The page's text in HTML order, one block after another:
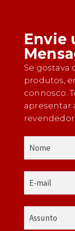
Envie
Se gostava
produtos,
connosco.
apresentar
revendedor.